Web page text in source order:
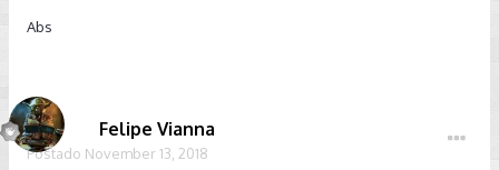
Abs
Felipe Vianna
Postado November 13, 2018